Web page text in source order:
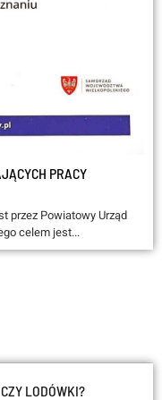
PRACY
przez Powiatowy Urząd
celem jest...
LODÓWKI?